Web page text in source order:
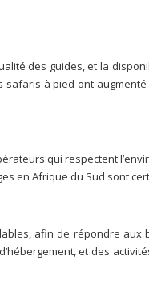
des guides, et la
à pied ont
qui respectent
en Afrique du Sud sont
afin de répondre
et des